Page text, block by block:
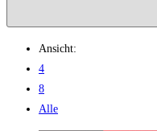
Ansicht:
4
8
Alle